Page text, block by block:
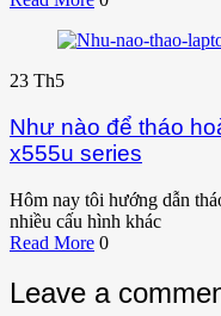
23 Th5
Như nào để tháo
x555u series
Hôm nay tôi hướng dẫn
nhiều cấu hình khác
Read More 0
Leave a